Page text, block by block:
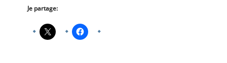
Je partage: